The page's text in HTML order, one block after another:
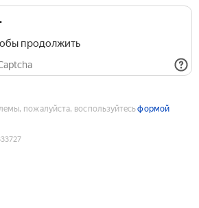
продолжить
пожалуйста, воспользуйтесьформой